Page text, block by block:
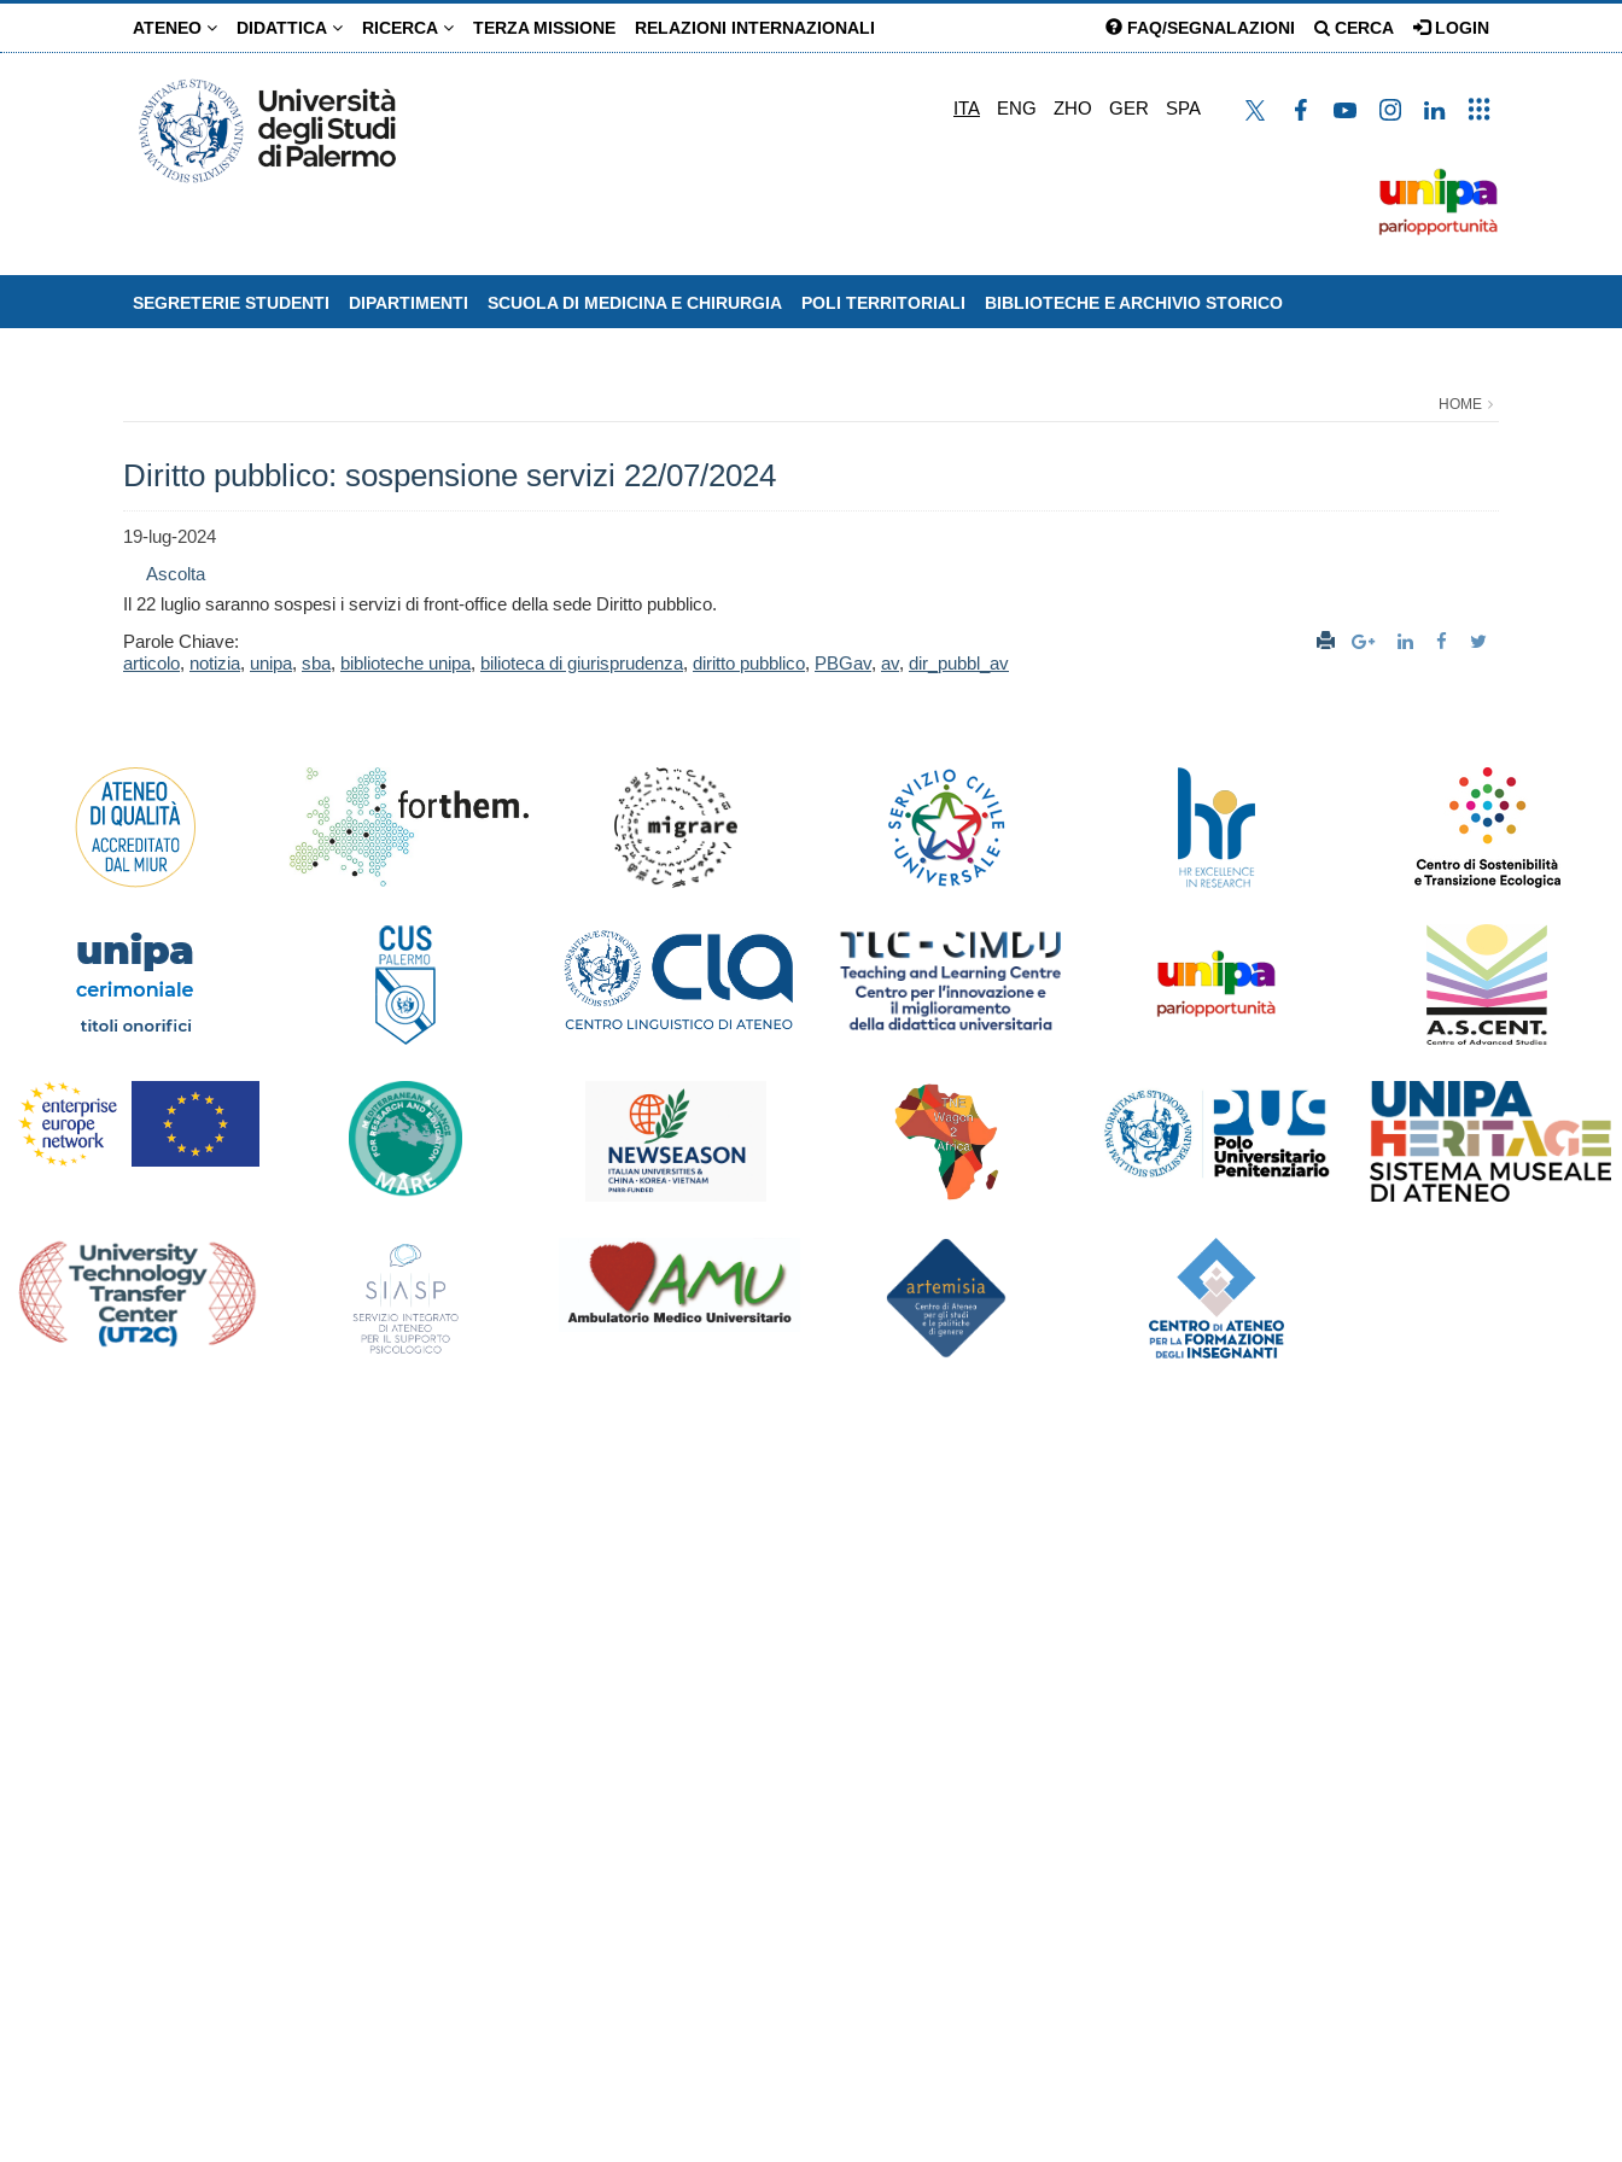
ATENEO DIDATTICA RICERCA TERZA MISSIONE RELAZIONI INTERNAZIONALI FAQ/SEGNALAZIONI CERCA LOGIN
ITA ENG ZHO GER SPA
SEGRETERIE STUDENTI DIPARTIMENTI SCUOLA DI MEDICINA E CHIRURGIA POLI TERRITORIALI BIBLIOTECHE E ARCHIVIO STORICO
HOME
Diritto pubblico: sospensione servizi 22/07/2024
19-lug-2024
Ascolta
Il 22 luglio saranno sospesi i servizi di front-office della sede Diritto pubblico.
Parole Chiave:
articolo, notizia, unipa, sba, biblioteche unipa, bilioteca di giurisprudenza, diritto pubblico, PBGav, av, dir_pubbl_av